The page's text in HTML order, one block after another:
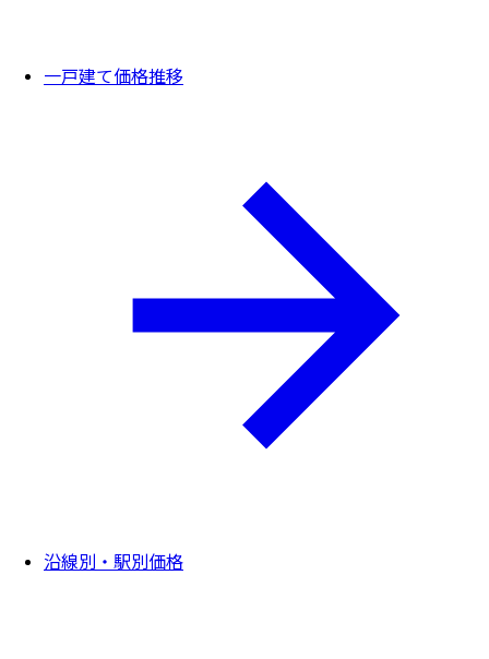
一戸建て価格推移
沿線別・駅別価格